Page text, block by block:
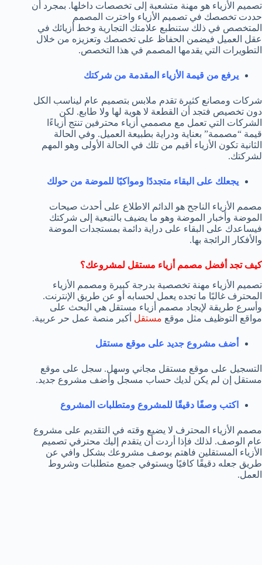
تصميم الأزياء هو مهنة متشعبة إلى تخصصات داخلها. بمجرد أن
حددت تخصصك في تصميم الأزياء واخترت المصمم
المتخصص في ذلك ستنطبع علامتك التجارية وخط أزيائك في
عقل العميل فيضمن الحفاظ على تخصصك وتعزيزه من خلال
التطويرات التي يقدمها المصمم في هذا التخصص.
يرفع من قيمة الأزياء المقدمة من شركتك
شركات ومصانع كثيرة تقدم ملابس بتصميم عام ليناسب الكل
دون تخصيص فتجد أن القطعة لا هوية لها ولا طابع. لكن
الشركات التي تعمل مع مصممي أزياء محترفين تنتج أزياءًا
قيمة “مصممة” بعناية ودراية بطبيعة العميل. وفي الحالة
الثانية تكون الأزياء أقيم من تلك في الحالة الأولى وهو المهم
لشركتك.
يجعلك على البقاء متجددًا ومواكبًا للموضة من حولك
مصمم الأزياء الناجح هو الدائم الاطلاع على أحدث صيحات
الموضة وأخبار الموضة وهو ما يضيف بالتبعية إلى شركتك
فيساعدك على البقاء على دراية دائمة بمستجدات الموضة
والأفكار الرائجة بها.
كيف تجد أفضل مصمم أزياء مستقل لمشروعك؟
تصميم الأزياء مهنة تخصصية بدرجة كبيرة ومصمم الأزياء
المحترف غالبًا ما تجده يعمل لحسابه أو عن طريق الإنترنت.
وأسرع طريقة لإيجاد مصمم أزياء مستقل هي البحث على
مواقع التوظيف مثل موقع مستقل أكبر منصة عمل حر عربية.
أضف مشروع جديد على موقع مستقل
التسجيل على موقع مستقل مجاني وسهل. سجل على موقع
مستقل إن لم يكن لديك حساب مسجل وأضف مشروع جديد.
اكتب وصفًا دقيقًا للمشروع ومتطلبات المشروع
مصمم الأزياء المحترف لا يضيع وقته في التقديم على مشروع
عام الوصف. لذلك فإذا أردت أن يتقدم إليك محترفي تصميم
الأزياء المستقلين فاهتم بوصف مشروعك بشكل وافي عن
طريق جعله دقيقًا كافيًا ويستوفي جميع متطلبات وشروط
العمل.